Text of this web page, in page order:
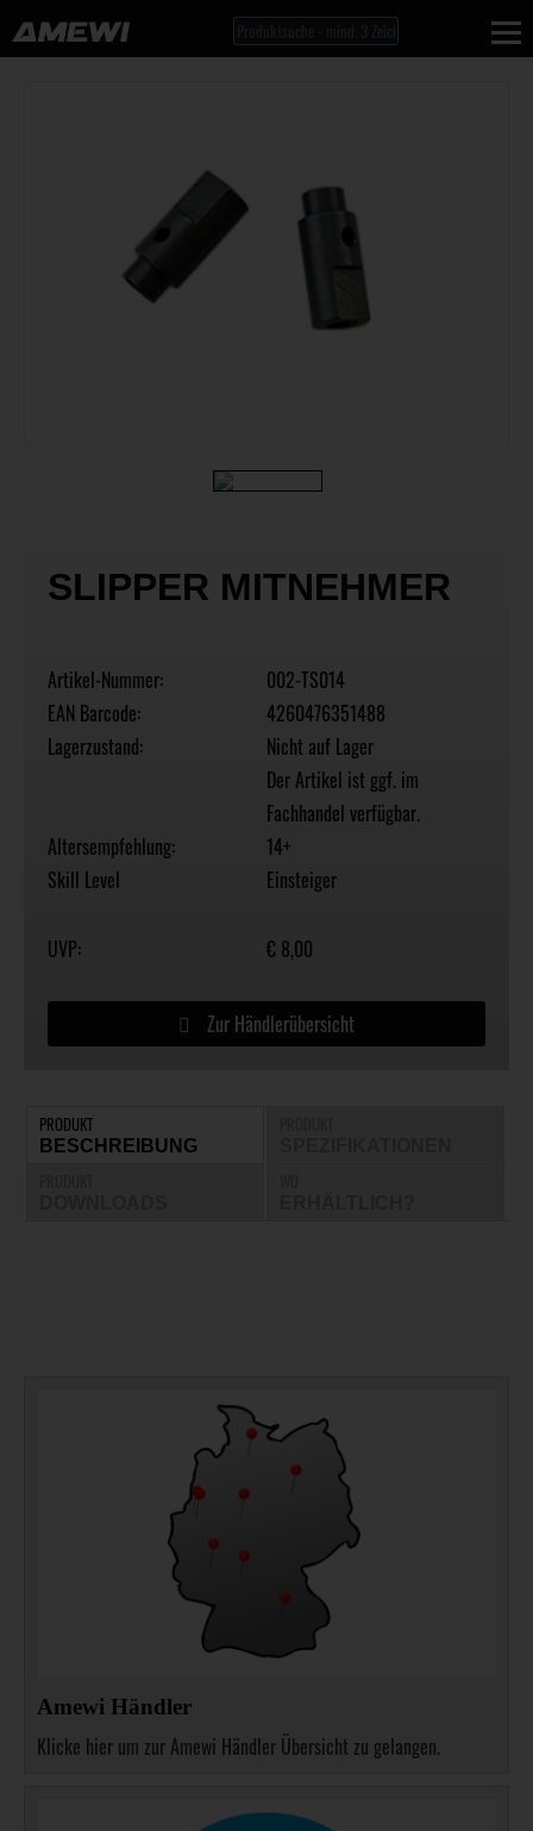
SLIPPER MITNEHMER
Artikel-Nummer:
002-TS014
EAN Barcode:
4260476351488
Lagerzustand:
Nicht auf Lager
Der Artikel ist ggf. im
Fachhandel verfügbar.
Altersempfehlung:
14+
Skill Level
Einsteiger
UVP: € 8,00
Zur Händlerübersicht
PRODUKT
BESCHREIBUNG
Amewi Händler
Klicke hier um zur Amewi Händler Übersicht zu gelangen.